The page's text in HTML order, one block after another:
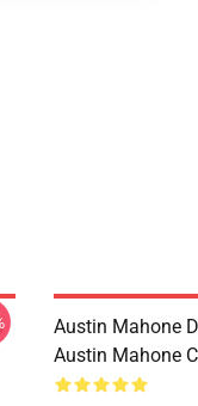
Austin Mahone
Austin Mahone